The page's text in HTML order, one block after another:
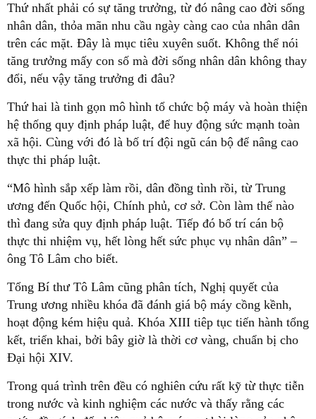
Thứ nhất phải có sự tăng trưởng, từ đó nâng cao đời sống
nhân dân, thỏa mãn nhu cầu ngày càng cao của nhân dân
trên các mặt. Đây là mục tiêu xuyên suốt. Không thể nói
tăng trưởng mấy con số mà đời sống nhân dân không thay
đổi, nếu vậy tăng trưởng đi đâu?
Thứ hai là tinh gọn mô hình tổ chức bộ máy và hoàn thiện
hệ thống quy định pháp luật, để huy động sức mạnh toàn
xã hội. Cùng với đó là bố trí đội ngũ cán bộ để nâng cao
thực thi pháp luật.
“Mô hình sắp xếp làm rồi, dân đồng tình rồi, từ Trung
ương đến Quốc hội, Chính phủ, cơ sở. Còn làm thế nào
thì đang sửa quy định pháp luật. Tiếp đó bố trí cán bộ
thực thi nhiệm vụ, hết lòng hết sức phục vụ nhân dân” –
ông Tô Lâm cho biết.
Tổng Bí thư Tô Lâm cũng phân tích, Nghị quyết của
Trung ương nhiều khóa đã đánh giá bộ máy cồng kềnh,
hoạt động kém hiệu quả. Khóa XIII tiêp tục tiến hành tổng
kết, triển khai, bởi bây giờ là thời cơ vàng, chuẩn bị cho
Đại hội XIV.
Trong quá trình trên đều có nghiên cứu rất kỹ từ thực tiễn
trong nước và kinh nghiệm các nước và thấy rằng các